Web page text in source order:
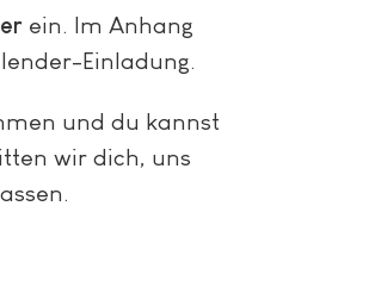
ein. Im Anhang
Einladung.
und du kannst
wir dich, uns